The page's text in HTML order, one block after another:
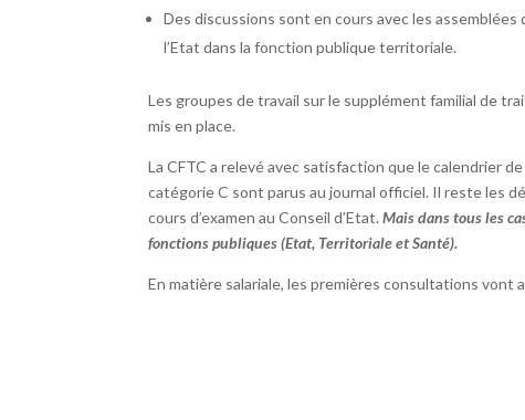
Des discussions sont en cours avec les
l’Etat dans la fonction publique territoriale.
Les groupes de travail sur le supplément familial de
mis en place.
La CFTC a relevé avec satisfaction que le calendrier
catégorie C sont parus au journal officiel. Il reste les
cours d’examen au Conseil d’Etat.Mais dans tous les
fonctions publiques (Etat, Territoriale et Santé).
En matière salariale, les premières consultations vont